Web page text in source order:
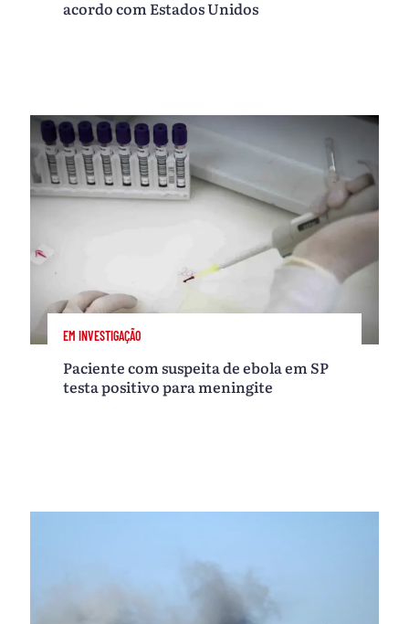
acordo com Estados Unidos
EM INVESTIGAÇÃO
Paciente com suspeita de ebola em SP
testa positivo para meningite